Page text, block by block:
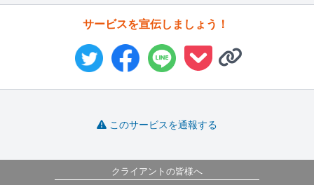
サービスを宣伝しましょう！
このサービスを通報する
クライアントの皆様へ